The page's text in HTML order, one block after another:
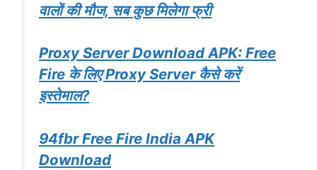
वालों की मौज, सब कुछ मिलेगा फ्री
Proxy Server Download APK: Free
Fire के लिए Proxy Server कैसे करें
इस्तेमाल?
94fbr Free Fire India APK
Download